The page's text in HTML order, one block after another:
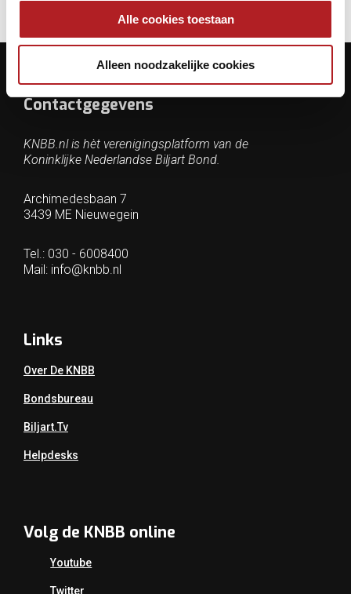
Alle cookies toestaan
Alleen noodzakelijke cookies
Contactgegevens
KNBB.nl is hèt verenigingsplatform van de
Koninklijke Nederlandse Biljart Bond.
Archimedesbaan 7
3439 ME Nieuwegein
Tel.: 030 - 6008400
Mail: info@knbb.nl
Links
Over De KNBB
Bondsbureau
Biljart.tv
Helpdesks
Volg de KNBB online
Youtube
Twitter